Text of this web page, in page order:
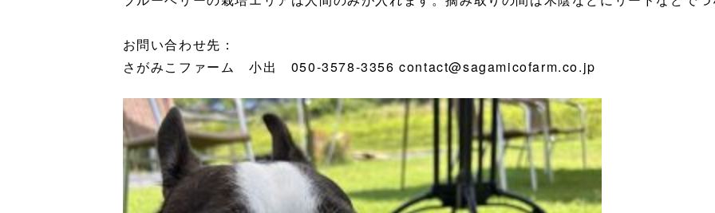
お問い合わせ先：
さがみこファーム 小出 050-3578-3356 contact@sagamicofarm.co.jp